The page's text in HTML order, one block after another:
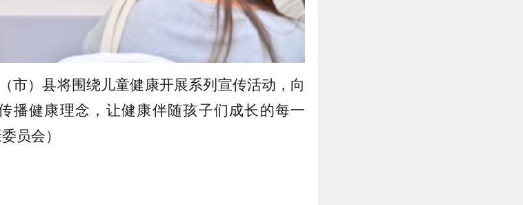
市）县将围绕儿童健康开展系列宣传活动，向
播健康理念，让健康伴随孩子们成长的每一
员会）